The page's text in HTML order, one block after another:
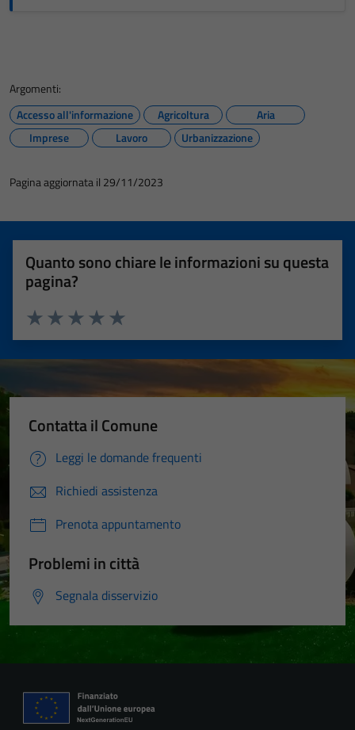
Argomenti:
Accesso all'informazione
Agricoltura
Aria
Imprese
Lavoro Urbanizzazione
Pagina aggiornata il 29/11/2023
Quanto sono chiare le informazioni su questa
pagina?
Valuta 5 stelle su 5
Valuta 4 stelle su 5
Valuta 3 stelle su 5
Valuta 2 stelle su 5
Valuta 1 stelle su 5
Contatta il Comune
Leggi le domande frequenti
Richiedi assistenza
Prenota appuntamento
Problemi in città
Segnala disservizio